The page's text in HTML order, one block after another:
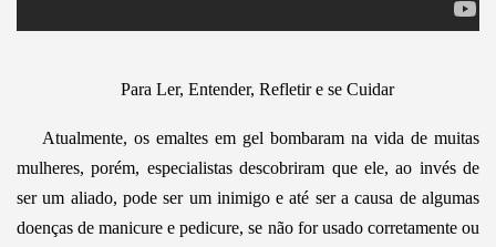
Para Ler, Entender, Refletir e se Cuidar
Atualmente, os emaltes em gel bombaram na vida de muitas
mulheres, porém, especialistas descobriram que ele, ao invés de
ser um aliado, pode ser um inimigo e até ser a causa de algumas
doenças de manicure e pedicure, se não for usado corretamente ou